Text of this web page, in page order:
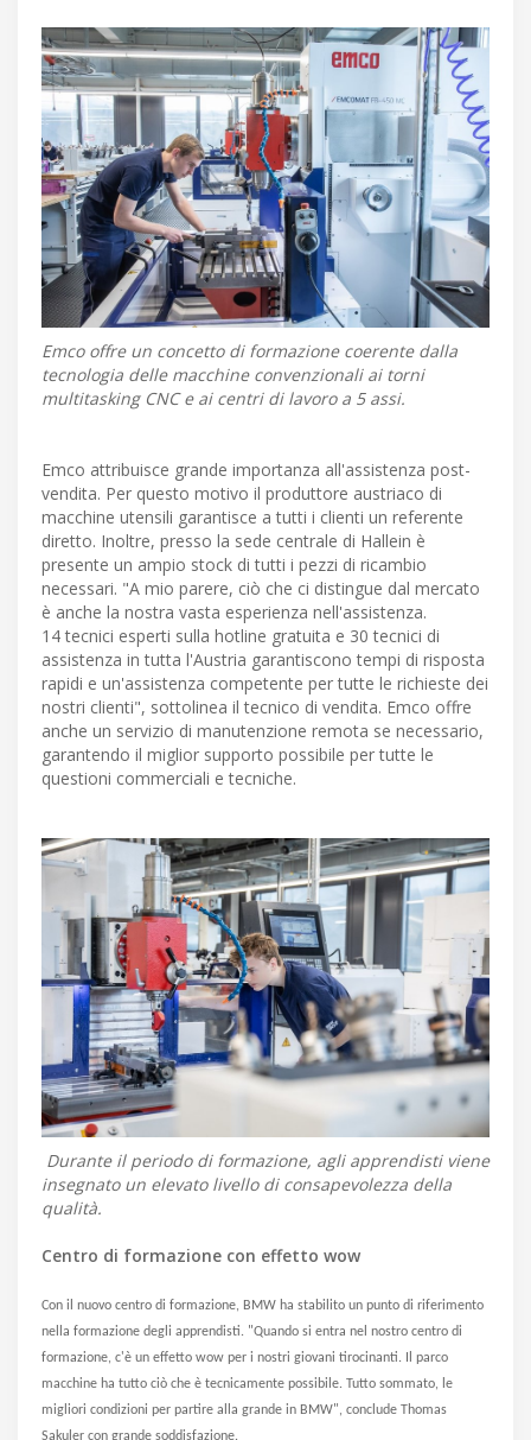
Emco offre un concetto di formazione coerente dalla
tecnologia delle macchine convenzionali ai torni
multitasking CNC e ai centri di lavoro a 5 assi.
Emco attribuisce grande importanza all'assistenza post-
vendita. Per questo motivo il produttore austriaco di
macchine utensili garantisce a tutti i clienti un referente
diretto. Inoltre, presso la sede centrale di Hallein è
presente un ampio stock di tutti i pezzi di ricambio
necessari. "A mio parere, ciò che ci distingue dal mercato
è anche la nostra vasta esperienza nell'assistenza.
14 tecnici esperti sulla hotline gratuita e 30 tecnici di
assistenza in tutta l'Austria garantiscono tempi di risposta
rapidi e un'assistenza competente per tutte le richieste dei
nostri clienti", sottolinea il tecnico di vendita. Emco offre
anche un servizio di manutenzione remota se necessario,
garantendo il miglior supporto possibile per tutte le
questioni commerciali e tecniche.
Durante il periodo di formazione, agli apprendisti viene
insegnato un elevato livello di consapevolezza della
qualità.
Centro di formazione con effetto wow
Con il nuovo centro di formazione, BMW ha stabilito un punto di riferimento
nella formazione degli apprendisti. "Quando si entra nel nostro centro di
formazione, c'è un effetto wow per i nostri giovani tirocinanti. Il parco
macchine ha tutto ciò che è tecnicamente possibile. Tutto sommato, le
migliori condizioni per partire alla grande in BMW", conclude Thomas
Sakuler con grande soddisfazione.